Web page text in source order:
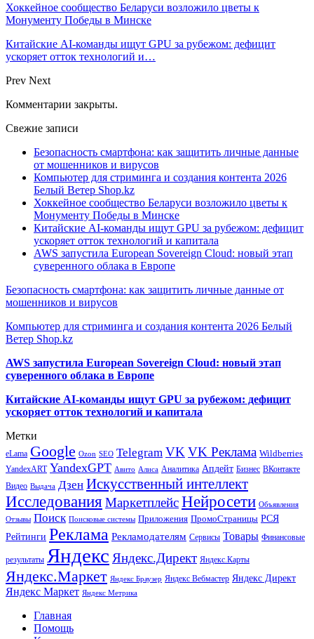
Хоккейное сообщество Беларуси возложило цветы к
Монументу Победы в Минске
Китайские AI-команды ищут GPU за рубежом: дефицит
ускоряет отток технологий и…
Prev Next
Комментарии закрыты.
Свежие записи
Безопасность смартфона: как защитить личные данные
от мошенников и вирусов
Компьютер для стриминга и создания контента 2026
Белый Ветер Shop.kz
Хоккейное сообщество Беларуси возложило цветы к
Монументу Победы в Минске
Китайские AI-команды ищут GPU за рубежом: дефицит
ускоряет отток технологий и капитала
AWS запустила European Sovereign Cloud: новый этап
суверенного облака в Европе
Безопасность смартфона: как защитить личные данные от
мошенников и вирусов
Компьютер для стриминга и создания контента 2026 Белый
Ветер Shop.kz
AWS запустила European Sovereign Cloud: новый этап
суверенного облака в Европе
Китайские AI-команды ищут GPU за рубежом: дефицит
ускоряет отток технологий и капитала
Метки
eLama Google Ozon SEO Telegram VK VK Реклама Wildberries
YandexART YandexGPT Авито Алиса Аналитика Апдейт Бизнес ВКонтакте
Видео Выдача Дзен Искусственный интеллект
Исследования МаркетплейсНейросети Объявления
Отзывы Поиск Поисковые системы Приложения ПромоСтраницы РСЯ
Рейтинги Реклама Рекламодателям Сервисы Товары Финансовые
результаты Яндекс Яндекс.Директ Яндекс.Карты
Яндекс.Маркет Яндекс Браузер Яндекс Вебмастер Яндекс Директ
Яндекс Маркет Яндекс Метрика
Главная
Помощь